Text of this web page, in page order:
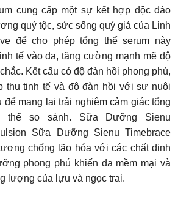
cung cấp một sự kết hợp độc đáo
quý tộc, sức sống quý giá của Linh
để cho phép tổng thể serum này
tế vào da, tăng cường mạnh mẽ độ
Kết cấu có độ đàn hồi phong phú,
thụ tinh tế và độ đàn hồi với sự nuôi
mang lại trải nghiệm cảm giác tổng
thể so sánh. Sữa Dưỡng Sienu
Sữa Dưỡng Sienu Timebrace
chống lão hóa với các chất dinh
phong phú khiến da mềm mại và
lượng của lựu và ngọc trai.